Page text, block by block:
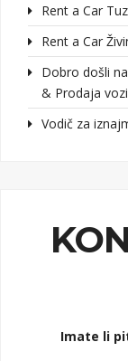
Rent a Car
Rent a Car
Dobro došli
& Prodaja
Vodič za
Imate li